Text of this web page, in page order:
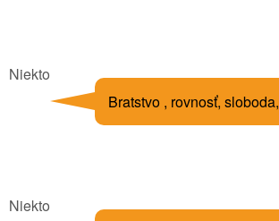
Niekto
Bratstvo , rovnosť, sloboda,
Niekto